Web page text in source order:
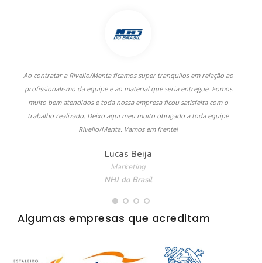
Ao contratar a Rivello/Menta ficamos super tranquilos em relação ao
profissionalismo da equipe e ao material que seria entregue. Fomos
muito bem atendidos e toda nossa empresa ficou satisfeita com o
trabalho realizado. Deixo aqui meu muito obrigado a toda equipe
Rivello/Menta. Vamos em frente!
Lucas Beija
Marketing
NHJ do Brasil
Algumas empresas que acreditam